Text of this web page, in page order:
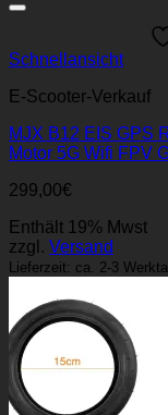
Schnellansicht
E-Scooter-Verkauf
MJX B12 EIS GPS
Motor 5G Wifi FPV
299,00€
Enthält 19% Mwst
zzgl. Versand
Lieferzeit: ca. 2-3